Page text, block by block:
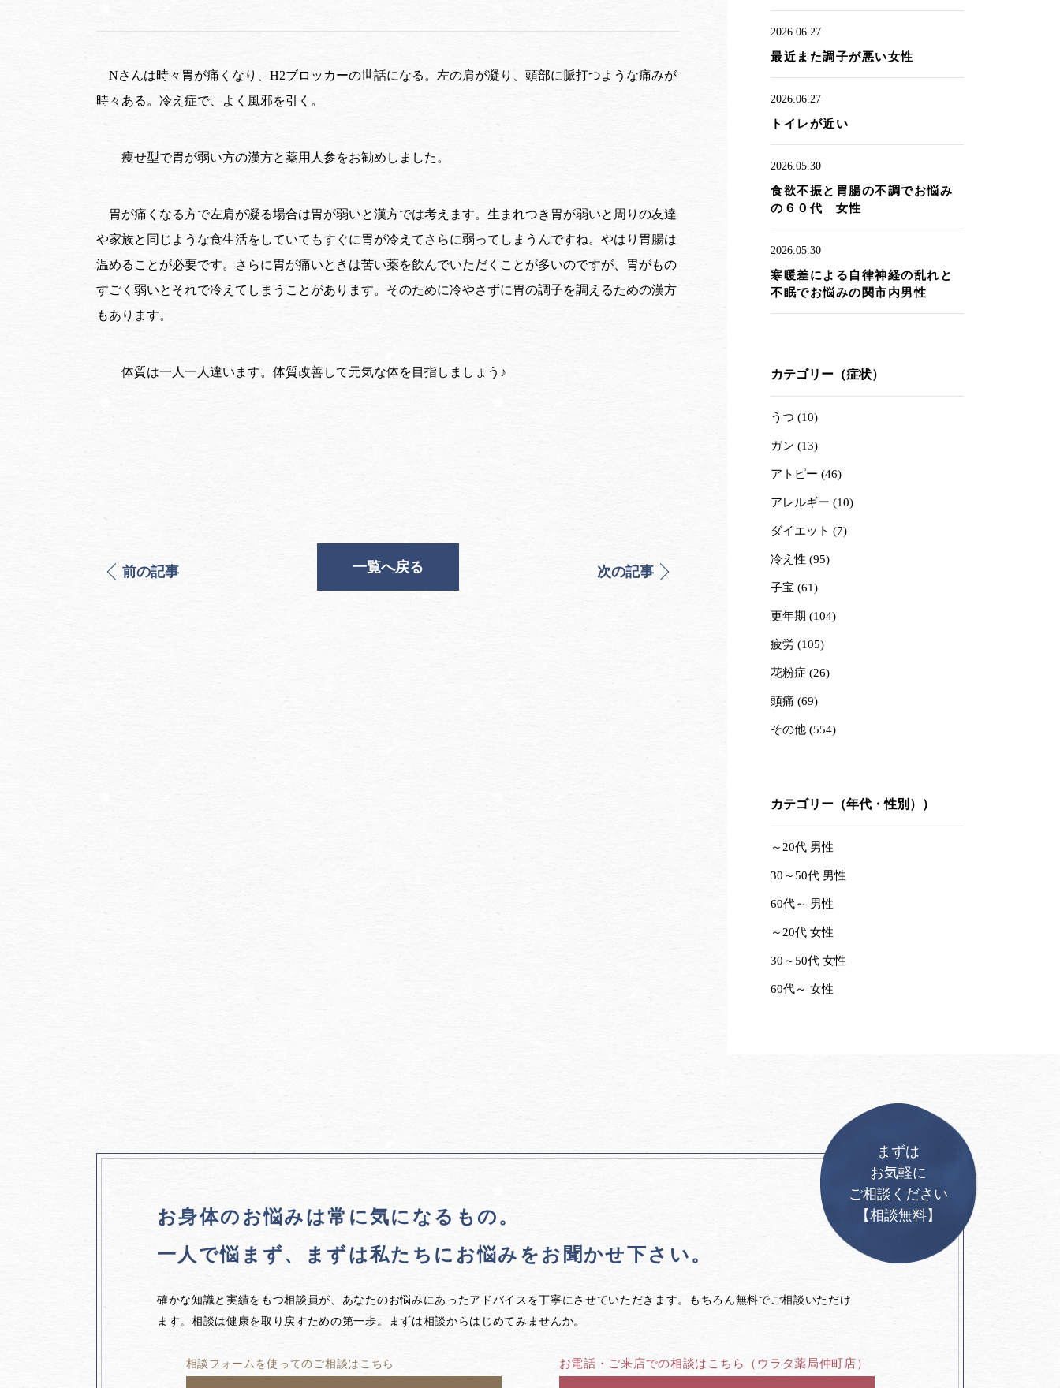
Nさんは時々胃が痛くなり、H2ブロッカーの世話になる。左の肩が凝り、頭部に脈打つような痛みが
時々ある。冷え症で、よく風邪を引く。
痩せ型で胃が弱い方の漢方と薬用人参をお勧めしました。
胃が痛くなる方で左肩が凝る場合は胃が弱いと漢方では考えます。生まれつき胃が弱いと周りの友達
や家族と同じような食生活をしていてもすぐに胃が冷えてさらに弱ってしまうんですね。やはり胃腸は
温めることが必要です。さらに胃が痛いときは苦い薬を飲んでいただくことが多いのですが、胃がもの
すごく弱いとそれで冷えてしまうことがあります。そのために冷やさずに胃の調子を調えるための漢方
もあります。
体質は一人一人違います。体質改善して元気な体を目指しましょう♪
前の記事 一覧へ戻る 次の記事
2026.06.27
最近また調子が悪い女性
2026.06.27
トイレが近い
2026.05.30
食欲不振と胃腸の不調でお悩み
の６０代 女性
2026.05.30
寒暖差による自律神経の乱れと
不眠でお悩みの関市内男性
カテゴリー（症状）
うつ (10)
ガン (13)
アトピー (46)
アレルギー (10)
ダイエット (7)
冷え性 (95)
子宝 (61)
更年期 (104)
疲労 (105)
花粉症 (26)
頭痛 (69)
その他 (554)
カテゴリー（年代・性別））
～20代 男性
30～50代 男性
60代～ 男性
～20代 女性
30～50代 女性
60代～ 女性
お身体のお悩みは常に気になるもの。
一人で悩まず、
まずは私たちに お悩みをお聞かせ下さい。
確かな知識と実績をもつ相談員が、あなたのお悩みにあったアドバイスを丁寧にさせていただきます。もちろん無料でご相談いただけ
ます。相談は健康を取り戻すための第一歩。まずは相談からはじめてみませんか。
相談フォームを使ってのご相談はこちら お電話・ご来店での相談はこちら （ウラタ薬局仲町店）
まずは
お気軽に
ご相談ください
【相談無料】